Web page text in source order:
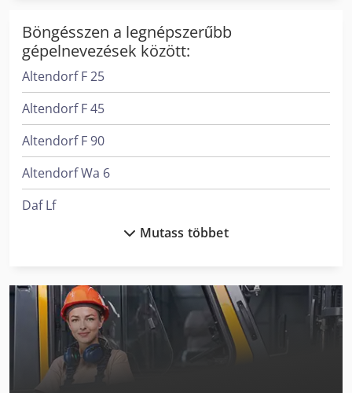
Böngésszen a legnépszerűbb
gépelnevezések között:
Altendorf F 25
Altendorf F 45
Altendorf F 90
Altendorf Wa 6
Daf Lf
Felder G 480
Felder K 700 S
Holzkraft Kso 150 M
Mutass többet